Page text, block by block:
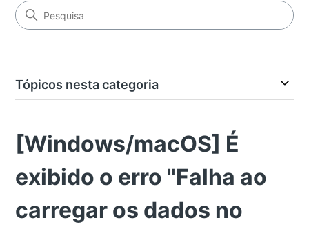
Tópicos nesta categoria
[Windows/macOS] É
exibido o erro "Falha ao
carregar os dados no